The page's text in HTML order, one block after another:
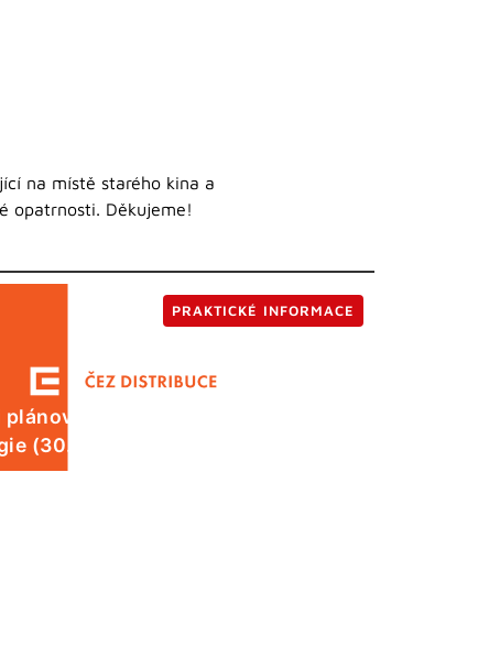
na místě starého kina a
opatrnosti. Děkujeme!
plánované odstávky elektrické
(30. 7.)
PRAKTICKÉ INFORMACE